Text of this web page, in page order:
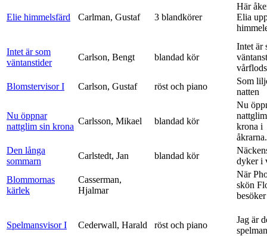
Elie himmelsfärd Carlman, Gustaf 3 blandkörer
Här
Elia
Intet är som
väntanstider
Carlson, Bengt blandad kör
Intet är
Blomstervisor I
Carlson, Gustaf röst och piano
Som
natten
Nu öppnar
nattglim sin krona
Carlsson, Mikael blandad kör
Nu
krona i
Den långa
sommarn
Carlstedt, Jan blandad kör
dyker i
Blommornas
kärlek
Casserman,
Hjalmar
När
skön
besöker
Spelmansvisor I Cederwall, Harald röst och piano
Jag är
spelman